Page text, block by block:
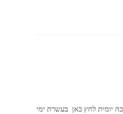
יומית לחץ כאן בעשרת ימי